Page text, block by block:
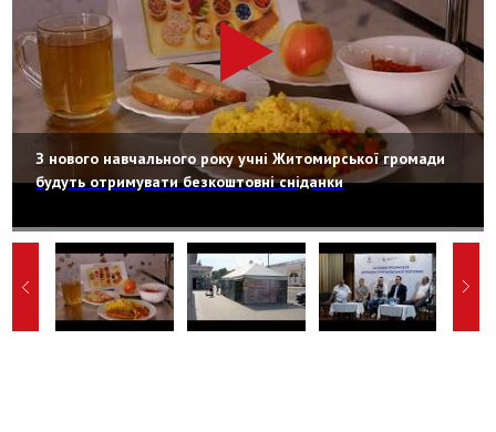
З нового навчального року учні Житомирської громади
будуть отримувати безкоштовні сніданки